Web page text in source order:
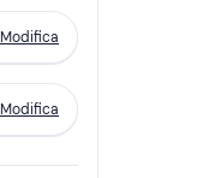
Modifica
Modifica